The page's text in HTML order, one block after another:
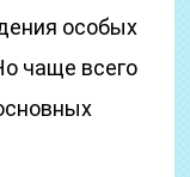
особых
чаще всего